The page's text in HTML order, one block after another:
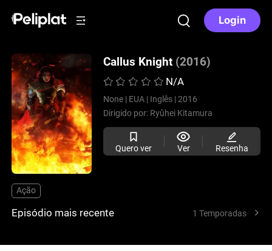
Login
Callus Knight (2016)
N/A
None | EUA | Inglês | 2016
Dirigido por: Ryûhei Kitamura
Quero ver Ver Resenha
Ação
Episódio mais recente 1 Temporadas